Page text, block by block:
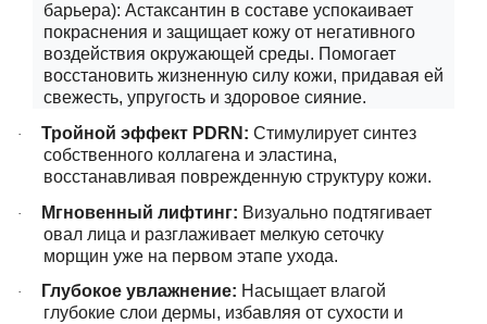
барьера): Астаксантин в составе успокаивает
покраснения и защищает кожу от негативного
воздействия окружающей среды. Помогает
восстановить жизненную силу кожи, придавая ей
свежесть, упругость и здоровое сияние.
· Тройной эффект PDRN: Стимулирует синтез
собственного коллагена и эластина,
восстанавливая поврежденную структуру кожи.
· Мгновенный лифтинг: Визуально подтягивает
овал лица и разглаживает мелкую сеточку
морщин уже на первом этапе ухода.
· Глубокое увлажнение: Насыщает влагой
глубокие слои дермы, избавляя от сухости и